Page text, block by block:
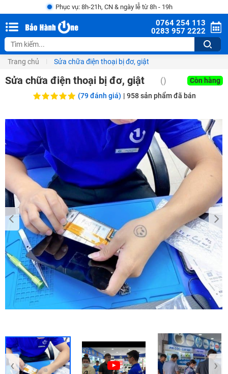
Phục vụ: 8h-21h, CN & ngày lễ từ 8h - 19h
0764 254 113
0283 957 2222
Trang chủ Sửa chữa điện thoại bị đơ, giật
Sửa chữa điện thoại bị đơ, giật ()
Còn hàng
(79 đánh giá) | 958sản phẩm đã bán
‹ ›